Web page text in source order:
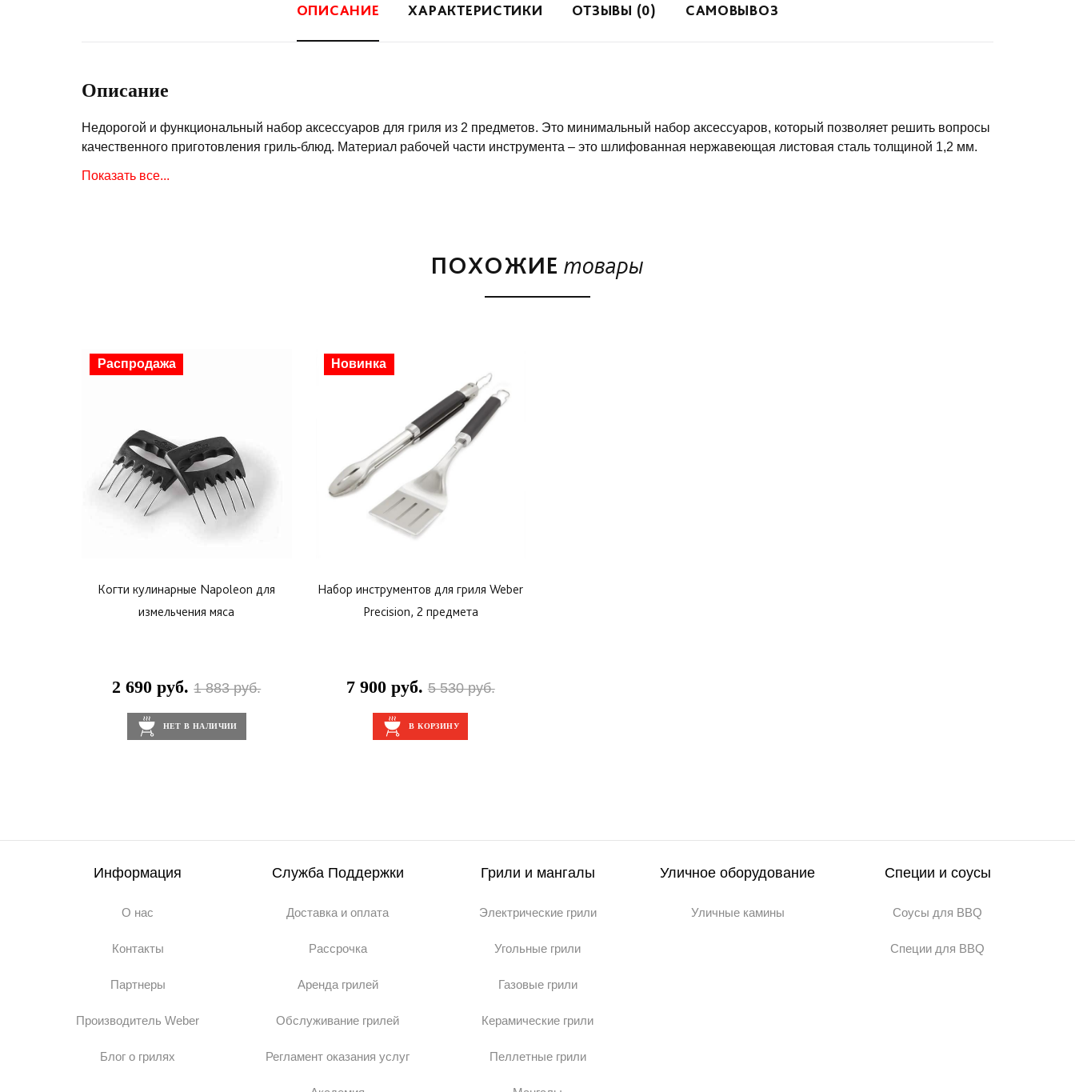
ОПИСАНИЕ ХАРАКТЕРИСТИКИ ОТЗЫВЫ (0) САМОВЫВОЗ
Описание
Недорогой и функциональный набор аксессуаров для гриля из 2 предметов. Это минимальный набор аксессуаров, который позволяет решить вопросы
качественного приготовления гриль-блюд. Материал рабочей части инструмента – это шлифованная нержавеющая листовая сталь толщиной 1,2 мм.
Показать все...
ПОХОЖИЕ товары
Скидка
Распродажа
Когти кулинарные Napoleon для
измельчения мяса
2 690 руб.1 883 руб.
НЕТ В НАЛИЧИИ
Скидка
Новинка
Набор инструментов для гриля Weber
Precision, 2 предмета
7 900 руб.5 530 руб.
В КОРЗИНУ
Информация
О нас
Контакты
Партнеры
Производитель Weber
Блог о грилях
Служба Поддержки
Доставка и оплата
Рассрочка
Аренда грилей
Обслуживание грилей
Регламент оказания услуг
Грили и мангалы
Электрические грили
Угольные грили
Газовые грили
Керамические грили
Пеллетные грили
Уличное оборудование
Уличные камины
Специи и соусы
Соусы для BBQ
Специи для BBQ